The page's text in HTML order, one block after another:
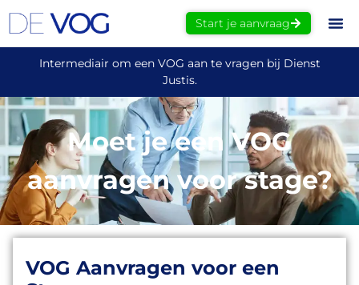
Start je aanvraag
Intermediair om een VOG aan te vragen bij Dienst
Justis.
Moet je een VOG
aanvragen voor stage?
VOG Aanvragen voor een